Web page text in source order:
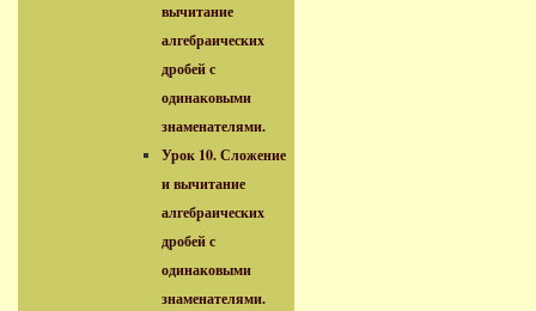
вычитание
алгебраических
дробей с
одинаковыми
знаменателями.
Урок 10. Сложение
и вычитание
алгебраических
дробей с
одинаковыми
знаменателями.